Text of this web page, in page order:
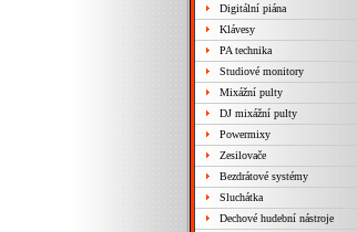
Digitální piána
Klávesy
PA technika
Studiové monitory
Mixážní pulty
DJ mixážní pulty
Powermixy
Zesilovače
Bezdrátové systémy
Sluchátka
Dechové hudební nástroje